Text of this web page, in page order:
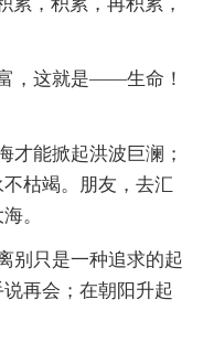
，这就是――生命！
能掀起洪波巨澜；
枯竭。朋友，去汇
。
只是一种追求的起
再会；在朝阳升起